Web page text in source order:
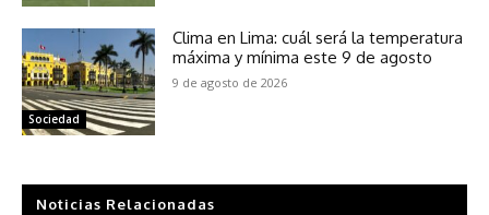
Sociedad
Clima en Lima: cuál será la temperatura
máxima y mínima este 9 de agosto
9 de agosto de 2026
Noticias Relacionadas